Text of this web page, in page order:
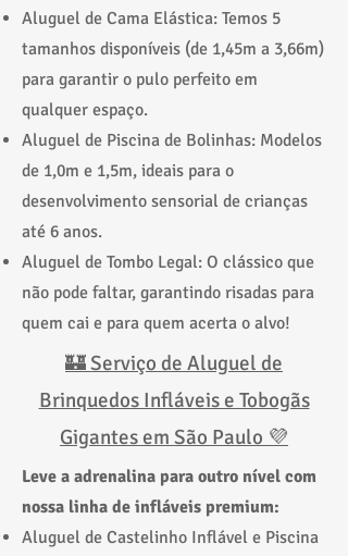
Aluguel de Cama Elástica: Temos 5
tamanhos disponíveis (de 1,45m a 3,66m)
para garantir o pulo perfeito em
qualquer espaço.
Aluguel de Piscina de Bolinhas: Modelos
de 1,0m e 1,5m, ideais para o
desenvolvimento sensorial de crianças
até 6 anos.
Aluguel de Tombo Legal: O clássico que
não pode faltar, garantindo risadas para
quem cai e para quem acerta o alvo!
🏰 Serviço de Aluguel de
Brinquedos Infláveis e Tobogãs
Gigantes em São Paulo 💜
Leve a adrenalina para outro nível com
nossa linha de infláveis premium:
Aluguel de Castelinho Inflável e Piscina